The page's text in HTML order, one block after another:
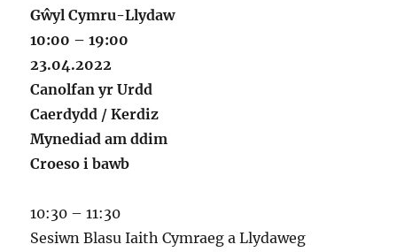
Gŵyl Cymru-Llydaw
10:00 – 19:00
23.04.2022
Canolfan yr Urdd
Caerdydd / Kerdiz
Mynediad am ddim
Croeso i bawb
10:30 – 11:30
Sesiwn Blasu Iaith Cymraeg a Llydaweg